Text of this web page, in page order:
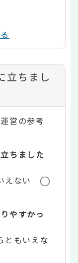
立ちまし
営の参考
ちました
えない
やすかっ
ともいえな